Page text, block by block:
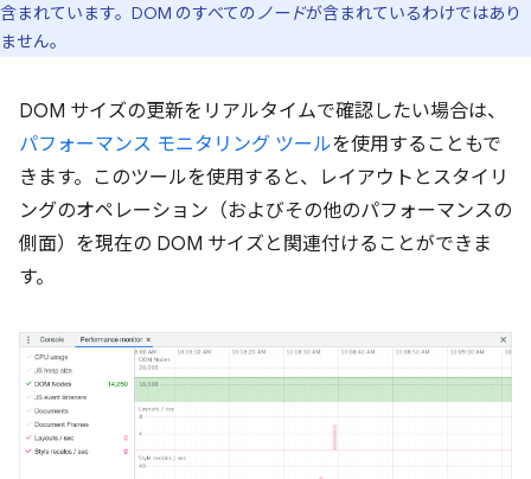
含まれています。DOM のすべての ノードが含まれているわけではあり
ません。
DOM サイズの更新をリアルタイムで確認したい場合は、
パフォーマンス モニタリング ツールを使用することもで
きます。このツールを使用すると、レイアウトとスタイリ
ングのオペレーション（およびその他のパフォーマンスの
側面）を現在の DOM サイズと関連付けることができま
す。